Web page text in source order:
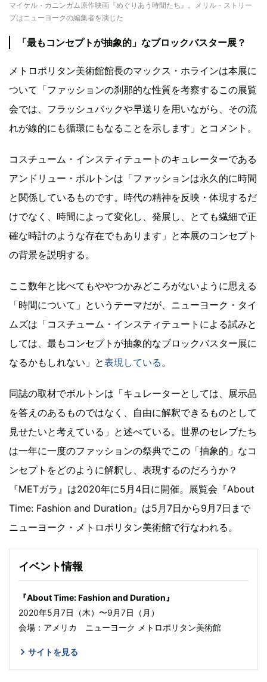
マイケル・カニンガム原作映画『めぐりあう時間たち』。メリル・ストリー
プはニューヨークの編集者を演じた
「最もコンセプトが抽象的」なブロックバスター展？
メトロポリタン美術館館長のマックス・ホラインは本展に
ついて「ファッションの刹那的な性質を考察するこの展覧
会では、フラッシュバックや早送りを用いながら、その流
れが線的にも循環にもなることを示します」とコメント。
コスチューム・インスティテュートのキュレーターである
アンドリュー・ボルトンは「ファッションは永久的に時間
と関係しているものです。時代の精神を反映・体現するだ
けでなく、時間によって変化し、発展し、とても繊細で正
確な時計のような存在でもあります」と本展のコンセプト
の背景を説明する。
ここ数年と比べてもややつかみどころがないように思える
「時間について」というテーマだが、ニューヨーク・タイ
ムズは「コスチューム・インスティテュートによる試みと
しては、最もコンセプトが抽象的なブロックバスター展に
なるかもしれない」と表現している。
同誌の取材でボルトンは「キュレーターとしては、展示品
を答えのあるものではなく、自由に解釈できるものとして
見せたいと考えている」と述べている。世界のセレブたち
は一年に一度のファッションの祭典でこの「抽象的」なコ
ンセプトをどのように解釈し、表現するのだろうか？
『METガラ』は2020年に5月4日に開催。展覧会『About
Time: Fashion and Duration』は5月7日から9月7日まで
ニューヨーク・メトロポリタン美術館で行なわれる。
イベント情報
『About Time: Fashion and Duration』
2020年5月7日（木）〜9月7日（月）
会場：アメリカ ニューヨーク メトロポリタン美術館
サイトを見る